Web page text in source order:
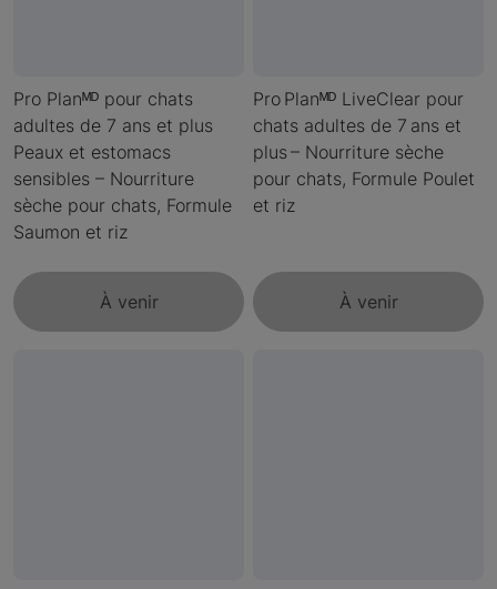
Pro Planᴹᴰ pour chats
adultes de 7 ans et plus
Peaux et estomacs
sensibles – Nourriture
sèche pour chats, Formule
Saumon et riz
À venir
Pro Planᴹᴰ LiveClear pour
chats adultes de 7 ans et
plus – Nourriture sèche
pour chats, Formule Poulet
et riz
À venir